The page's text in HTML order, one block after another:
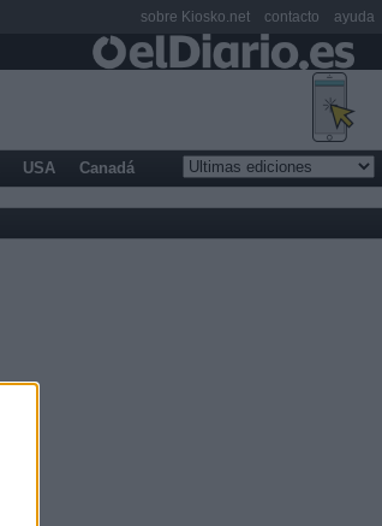
USA Canadá
sobre Kiosko.net contacto ayuda